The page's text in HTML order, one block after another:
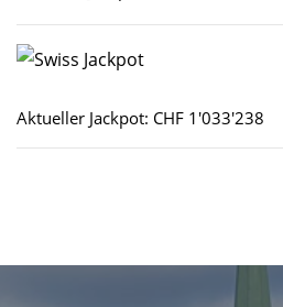
Aktueller Jackpot: CHF 1'033'238